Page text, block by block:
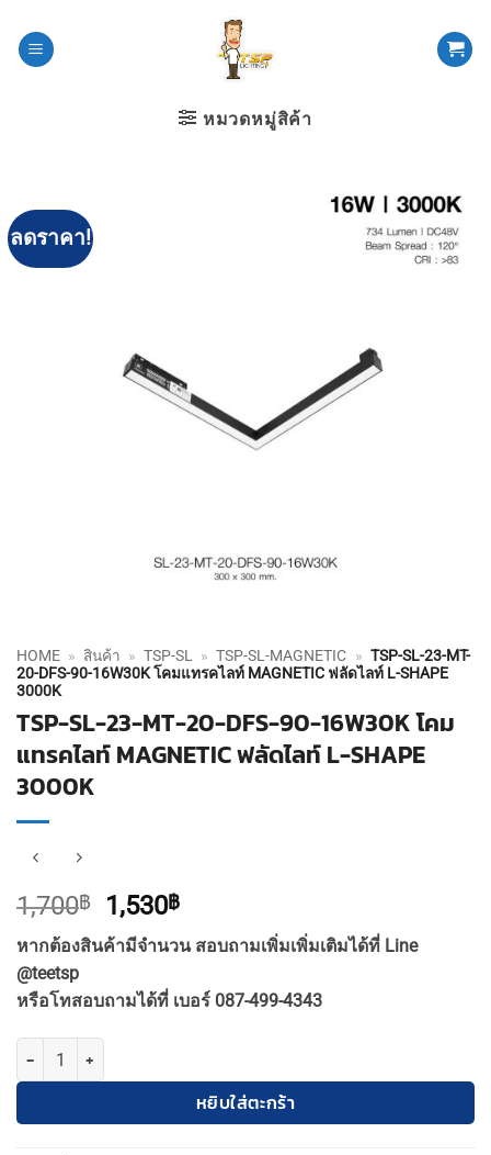
หมวดหมู่สิค้า
ลดราคา!
HOME » สินค้า » TSP-SL » TSP-SL-MAGNETIC » TSP-SL-23-MT-
20-DFS-90-16W30K โคมแทรคไลท์ MAGNETIC ฟลัดไลท์ L-SHAPE
3000K
TSP-SL-23-MT-20-DFS-90-16W30K โคม
แทรคไลท์ MAGNETIC ฟลัดไลท์ L-SHAPE
3000K
1,700฿
Original
price
was:
1,700฿.
1,530฿Current
is:
1,530฿.
หากต้องสินค้ามีจำนวน สอบถามเพิ่มเพิ่มเติมได้ที่ Line
@teetsp
หรือโทสอบถามได้ที่ เบอร์ 087-499-4343
จำนวน TSP-SL-23-MT-20-DFS-90-16W30K โคมแทรคไลท์
หยิบใส่ตะกร้า